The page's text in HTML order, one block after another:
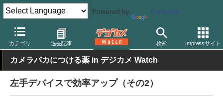
Powered by Translate
カテゴリ 過去記事 検索 Impressサイト
デジカメ Watch PC/モバイル関連 PC
カメラバカにつける薬 in デジカメ Watch
左手デバイスで効率アップ（その2）